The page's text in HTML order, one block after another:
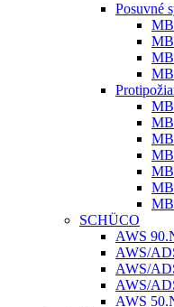
Posuvné
SCHÜCO
AWS
AWS/
AWS/
AWS/
AWS